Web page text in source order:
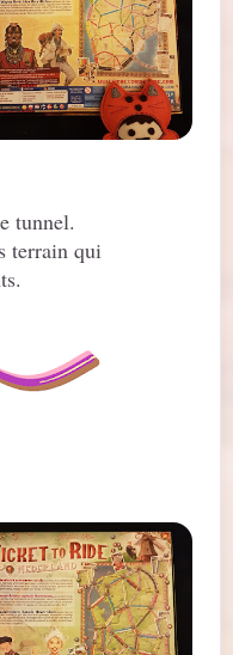
tunnel.
terrain qui